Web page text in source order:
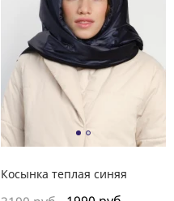
Косынка теплая синяя